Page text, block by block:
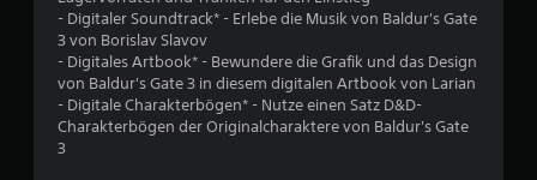
w
e
r
- Digitaler Soundtrack* - Erlebe die Musik von Baldur's Gate
3 von Borislav Slavov
- Digitales Artbook* - Bewundere die Grafik und das Design
von Baldur's Gate 3 in diesem digitalen Artbook von Larian
- Digitale Charakterbögen* - Nutze einen Satz D&D-
Charakterbögen der Originalcharaktere von Baldur's Gate
3